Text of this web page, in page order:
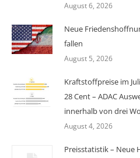
August 6, 2026
Neue
fallen
August 5, 2026
Kraftstoffpreise im
28 Cent – ADAC
innerhalb von drei
August 4, 2026
Preisstatistik – Neue